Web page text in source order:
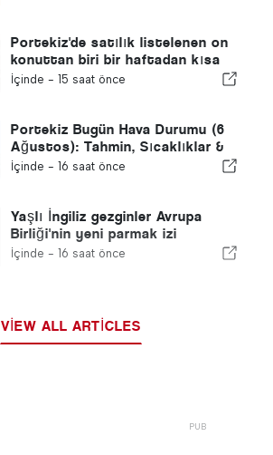
Portekiz'de satılık listelenen on
konuttan biri bir haftadan kısa
bir sürede satılıyor
İçinde - 15 saat önce
Portekiz Bugün Hava Durumu (6
Ağustos): Tahmin, Sıcaklıklar &
Ne Beklenmeli
İçinde - 16 saat önce
Yaşlı İngiliz gezginler Avrupa
Birliği'nin yeni parmak izi
kontrolleri ile mücadele ediyor
İçinde - 16 saat önce
VIEW ALL ARTICLES